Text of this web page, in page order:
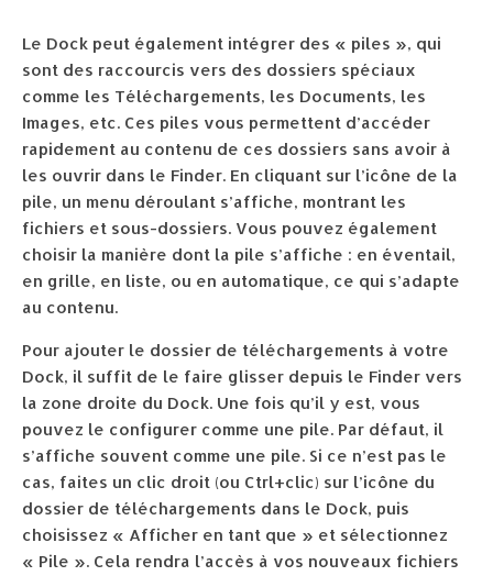
Le Dock peut également intégrer des « piles », qui
sont des raccourcis vers des dossiers spéciaux
comme les Téléchargements, les Documents, les
Images, etc. Ces piles vous permettent d’accéder
rapidement au contenu de ces dossiers sans avoir à
les ouvrir dans le Finder. En cliquant sur l’icône de la
pile, un menu déroulant s’affiche, montrant les
fichiers et sous-dossiers. Vous pouvez également
choisir la manière dont la pile s’affiche : en éventail,
en grille, en liste, ou en automatique, ce qui s’adapte
au contenu.
Pour ajouter le dossier de téléchargements à votre
Dock, il suffit de le faire glisser depuis le Finder vers
la zone droite du Dock. Une fois qu’il y est, vous
pouvez le configurer comme une pile. Par défaut, il
s’affiche souvent comme une pile. Si ce n’est pas le
cas, faites un clic droit (ou Ctrl+clic) sur l’icône du
dossier de téléchargements dans le Dock, puis
choisissez « Afficher en tant que » et sélectionnez
« Pile ». Cela rendra l’accès à vos nouveaux fichiers